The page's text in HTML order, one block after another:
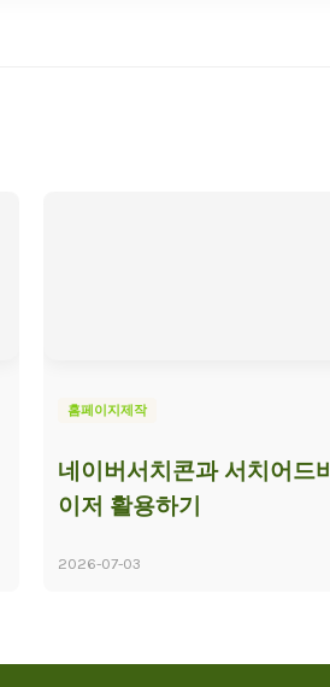
홈페이지제작
네이버서치콘과 서치어드
이저 활용하기
2026-07-03